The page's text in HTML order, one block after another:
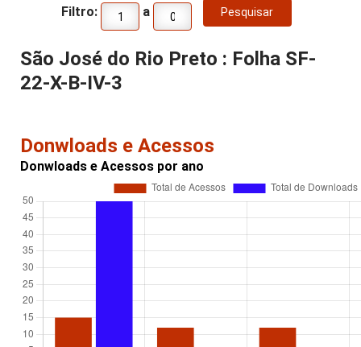
Filtro: a
São José do Rio Preto : Folha SF-
22-X-B-IV-3
Donwloads e Acessos
Donwloads e Acessos por ano